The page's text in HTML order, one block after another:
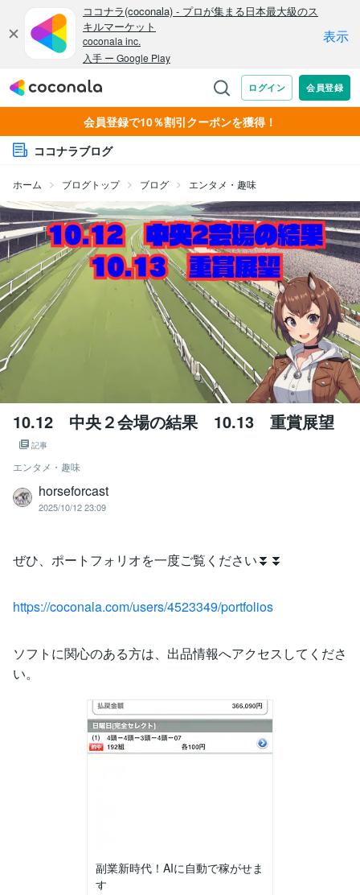
会員登録で10％割引クーポンを獲得！
ココナラブログ
ホーム ブログトップ ブログ エンタメ・趣味
10.12 中央２会場の結果 10.13 重賞展望
記事
エンタメ・趣味
horseforcast
2025/10/12 23:09
ぜひ、ポートフォリオを一度ご覧ください⏬⏬
https://coconala.com/users/4523349/portfolios
ソフトに関心のある方は、出品情報へアクセスしてくださ
い。
副業新時代！AIに自動で稼がせま
す